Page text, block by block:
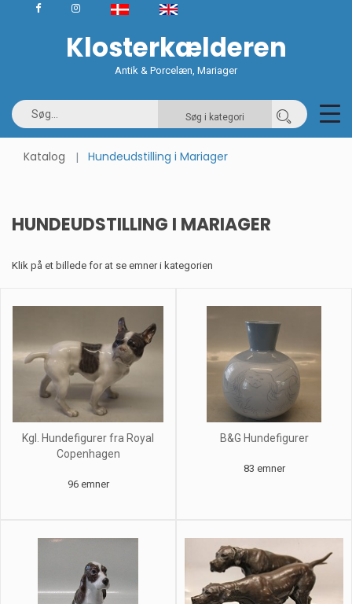
Klosterkælderen
Antik & Porcelæn, Mariager
Søg i kategori
Katalog Hundeudstilling i Mariager
HUNDEUDSTILLING I MARIAGER
Klik på et billede for at se emner i kategorien
Kgl. Hundefigurer fra Royal
Copenhagen
96 emner
B&G Hundefigurer
83 emner